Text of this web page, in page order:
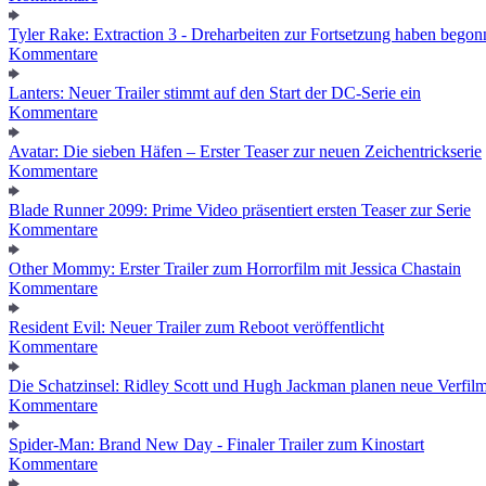
Tyler Rake: Extraction 3 - Dreharbeiten zur Fortsetzung haben
Kommentare
Lanters: Neuer Trailer stimmt auf den Start der DC-Serie ein
Kommentare
Avatar: Die sieben Häfen – Erster Teaser zur neuen Zeichentrickserie
Kommentare
Blade Runner 2099: Prime Video präsentiert ersten Teaser zur Serie
Kommentare
Other Mommy: Erster Trailer zum Horrorfilm mit Jessica Chastain
Kommentare
Resident Evil: Neuer Trailer zum Reboot veröffentlicht
Kommentare
Die Schatzinsel: Ridley Scott und Hugh Jackman planen neue
Kommentare
Spider-Man: Brand New Day - Finaler Trailer zum Kinostart
Kommentare